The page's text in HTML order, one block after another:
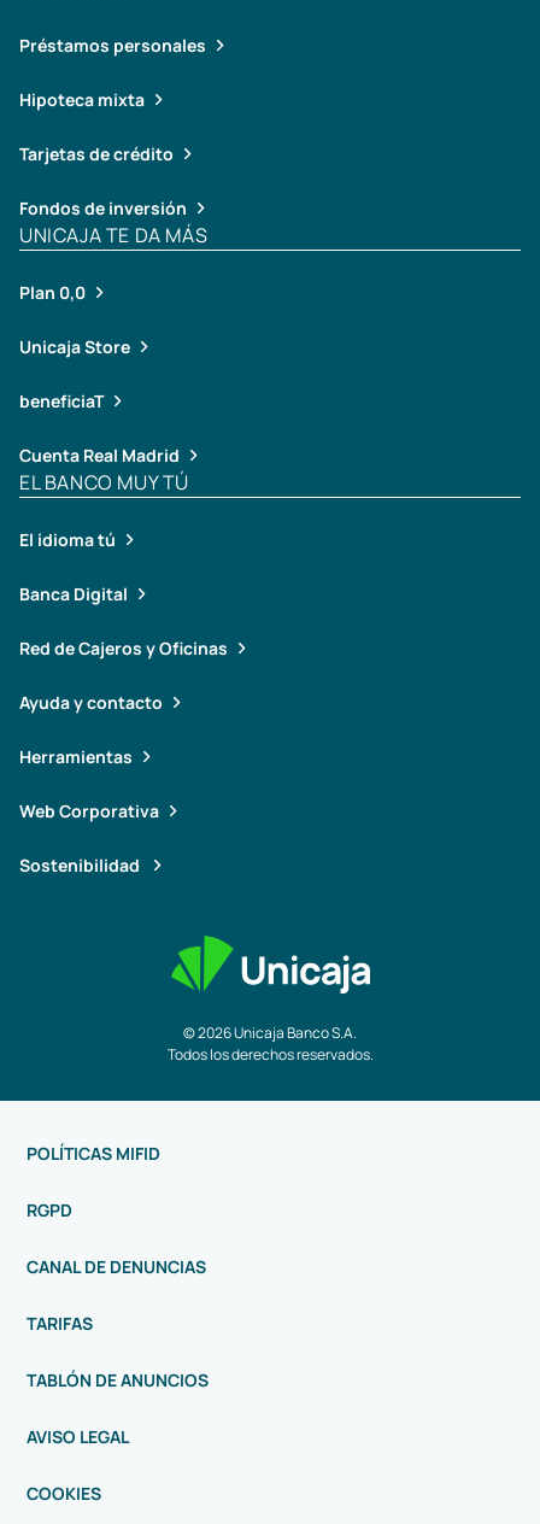
© 2026 Unicaja Banco S.A.
Todos los derechos reservados.
Préstamos personales
Hipoteca mixta
Tarjetas de crédito
Fondos de inversión
UNICAJA TE DA MÁS
Plan 0,0
Unicaja Store
beneficiaT
Cuenta Real Madrid
EL BANCO MUY TÚ
El idioma tú
Banca Digital
Red de Cajeros y Oficinas
Ayuda y contacto
Herramientas
Web Corporativa
Sostenibilidad
POLÍTICAS MIFID
RGPD
CANAL DE DENUNCIAS
TARIFAS
TABLÓN DE ANUNCIOS
AVISO LEGAL
COOKIES